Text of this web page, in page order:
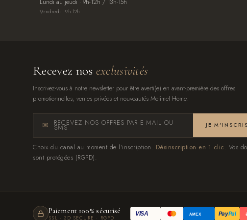
Lundi au jeudi · 9h-12h / 13h-15h
Vendredi · 9h-12h
Recevez nos exclusivités
Inscrivez-vous à notre newsletter pour être averti(e) en avant-première des offres
promotionnelles, ventes privées et nouveautés Melimel Home.
RECEVEZ NOS OFFRES PAR E-MAIL OU
SMS JE M'INSCRIS
Choix du canal au moment de l'inscription. Désinscription en 1 clic. Vos
sont protégées (RGPD).
Paiement 100% sécurisé
SSL · 3D SECURE · RGPD
VISA AMEX PayPal